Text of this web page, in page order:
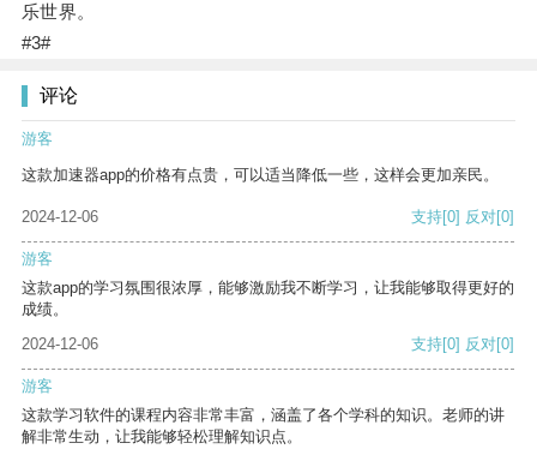
乐世界。
#3#
评论
游客
这款加速器app的价格有点贵，可以适当降低一些，这样会更加亲民。
2024-12-06 支持[0] 反对[0]
游客
这款app的学习氛围很浓厚，能够激励我不断学习，让我能够取得更好的
成绩。
2024-12-06
支持[0] 反对[0]
游客
这款学习软件的课程内容非常丰富，涵盖了各个学科的知识。老师的讲
解非常生动，让我能够轻松理解知识点。